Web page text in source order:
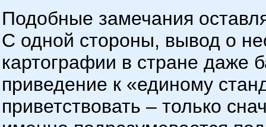
Подобные замечания
С одной стороны, вывод о
картографии в стране даже
приведение к «единому
приветствовать – только